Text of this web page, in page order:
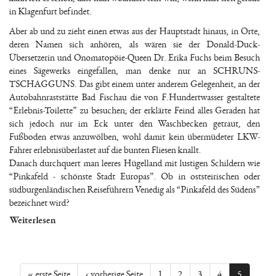
in Klagenfurt befindet.
Aber ab und zu zieht einen etwas aus der Hauptstadt hinaus, in Orte,
deren Namen sich anhören, als wären sie der Donald-Duck-
Übersetzerin und Onomatopöie-Queen Dr. Erika Fuchs beim Besuch
eines Sägewerks eingefallen, man denke nur an SCHRUNS-
TSCHAGGUNS. Das gibt einem unter anderem Gelegenheit, an der
Autobahnraststätte Bad Fischau die von F.Hundertwasser gestaltete
“Erlebnis-Toilette” zu besuchen; der erklärte Feind alles Geraden hat
sich jedoch nur im Eck unter den Waschbecken getraut, den
Fußboden etwas anzuwölben, wohl damit kein übermüdeter LKW-
Fahrer erlebnisüberlastet auf die bunten Fliesen knallt.
Danach durchquert man leeres Hügelland mit lustigen Schildern wie
“Pinkafeld - schönste Stadt Europas”. Ob in oststeirischen oder
südburgenländischen Reiseführern Venedig als “Pinkafeld des Südens”
bezeichnet wird?
Weiterlesen